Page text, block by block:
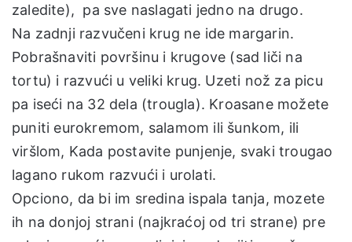
zaledite), pa sve naslagati jedno na drugo.
Na zadnji razvučeni krug ne ide margarin.
Pobrašnaviti površinu i krugove (sad liči na
tortu) i razvući u veliki krug. Uzeti nož za picu
pa iseći na 32 dela (trougla). Kroasane možete
puniti eurokremom, salamom ili šunkom, ili
viršlom, Kada postavite punjenje, svaki trougao
lagano rukom razvući i urolati.
Opciono, da bi im sredina ispala tanja, mozete
ih na donjoj strani (najkraćoj od tri strane) pre